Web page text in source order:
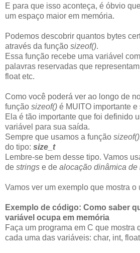
E para que isso aconteça, é óbvio
um espaço maior em memória.
Podemos descobrir quantos bytes
através da função sizeof().
Essa função recebe uma variável
palavras reservadas que
float etc.
Como você poderá ver ao longo de
função sizeof() é MUITO importante
Ela é tão importante que foi definido
variável para sua saída.
Sempre que usamos a função sizeof()
do tipo: size_t
Lembre-se bem desse tipo. Vamos
de strings e de alocação dinâmica de
Vamos ver um exemplo que mostra o
Exemplo de código: Como saber
variável ocupa em memória
Faça um programa em C que mostra
cada uma das variáveis: char, int,